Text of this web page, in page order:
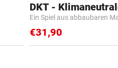
Ein Spiel aus abbaubaren
€31,90